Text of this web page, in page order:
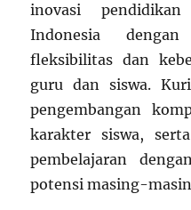
inovasi
Indonesia
fleksibilitas dan
guru dan siswa.
pengembangan
karakter siswa,
pembelajaran
potensi masing-